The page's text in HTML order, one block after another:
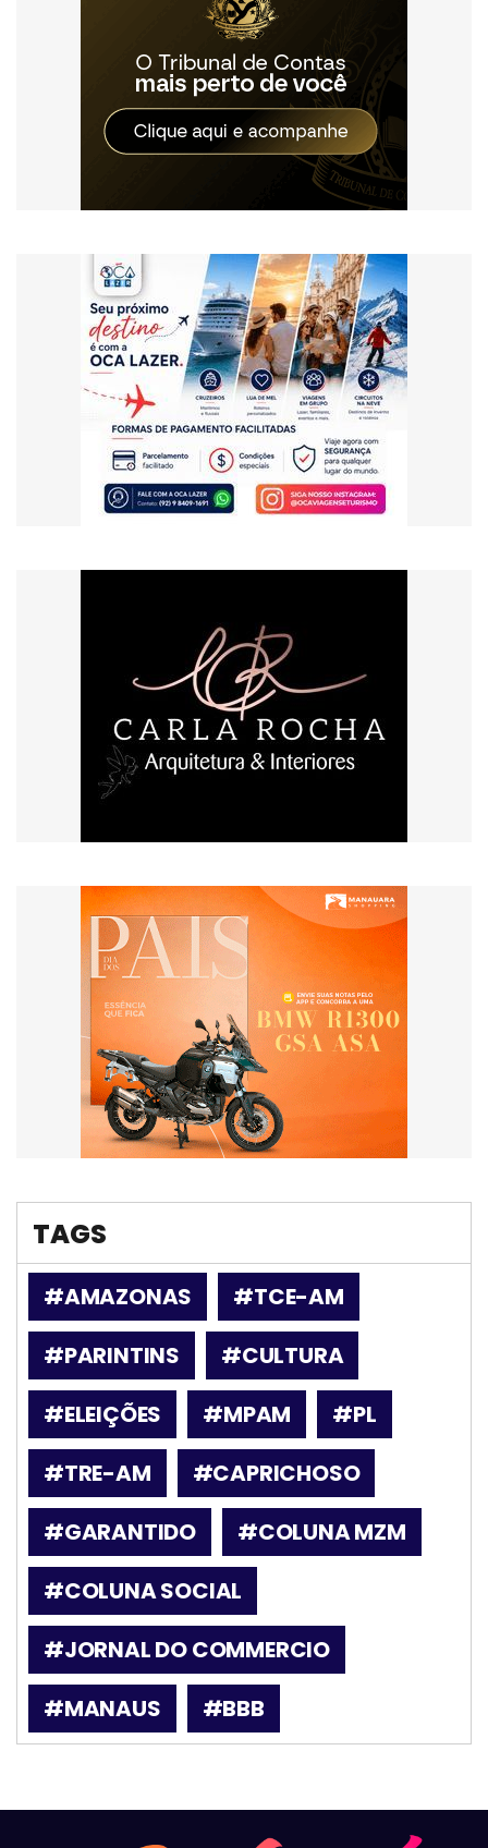
TAGS
#AMAZONAS
#TCE-AM
#PARINTINS
#CULTURA
#ELEIÇÕES
#MPAM
#PL
#TRE-AM
#CAPRICHOSO
#GARANTIDO
#COLUNA MZM
#COLUNA SOCIAL
#JORNAL DO COMMERCIO
#MANAUS
#BBB